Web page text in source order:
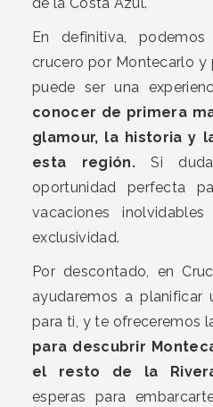
En definitiva,
crucero por Montecarlo y
puede ser una
conocer de primera
glamour, la historia y
esta región.Si
oportunidad perfecta
vacaciones
exclusividad.
Por descontado, en
ayudaremos a planificar
para ti, y te ofreceremos
para descubrir
el resto de la
esperas para